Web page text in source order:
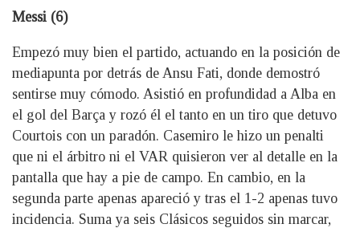
Messi (6)
Empezó muy bien el partido, actuando en la posición de
mediapunta por detrás de Ansu Fati, donde demostró
sentirse muy cómodo. Asistió en profundidad a Alba en
el gol del Barça y rozó él el tanto en un tiro que detuvo
Courtois con un paradón. Casemiro le hizo un penalti
que ni el árbitro ni el VAR quisieron ver al detalle en la
pantalla que hay a pie de campo. En cambio, en la
segunda parte apenas apareció y tras el 1-2 apenas tuvo
incidencia. Suma ya seis Clásicos seguidos sin marcar,